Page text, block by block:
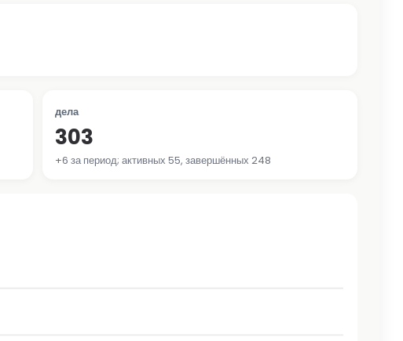
дела
303
+6 за период; активных 55, завершённых 248